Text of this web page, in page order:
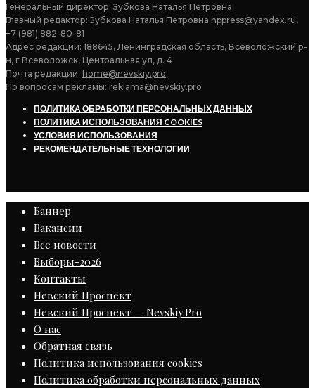
Генеральный директор: Зубкова Наталья Петровна
Главный редактор: Зубкова Наталья Петровна nppress@yandex.ru,
+7 (981) 882-80-81
Адрес редакции: 188645, Ленинградская область, Всеволожский р-
н, г Всеволожск, Центральная ул, д. 4
Почта редакции: home@nevskiy.pro
По вопросам рекламы: reklama@nevskiy.pro
ПОЛИТИКА ОБРАБОТКИ ПЕРСОНАЛЬНЫХ ДАННЫХ
ПОЛИТИКА ИСПОЛЬЗОВАНИЯ COOKIES
УСЛОВИЯ ИСПОЛЬЗОВАНИЯ
РЕКОМЕНДАТЕЛЬНЫЕ ТЕХНОЛОГИИ
Баннер
Вакансии
Все новости
Выборы-2026
Контакты
Невский Проспект
Невский Проспект — Nevskiy.Pro
О нас
Обратная связь
Политика использования cookies
Политика обработки персональных данных